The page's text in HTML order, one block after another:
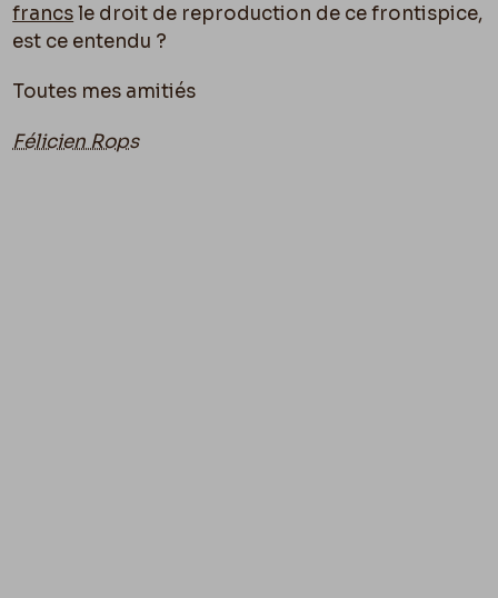
francsle droit de reproduction de ce frontispice,
est ce entendu ?
Toutes mes amitiés
Félicien Rops